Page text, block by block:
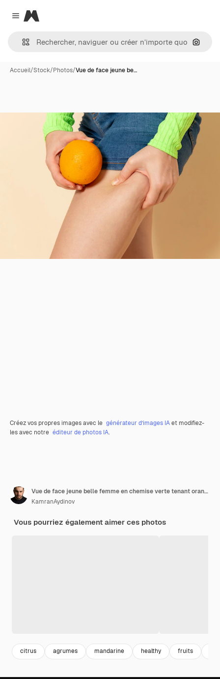
Close menu
Magnific
Accueil/Stock/Photos/Vue de face jeune be…
Créez vos propres images avec le générateur d’images IAet modifiez-
les avec notre éditeur de photos IA.
Vue de face jeune belle femme en chemise verte tenant orange sur mur crème fruit modèle femme moelleux
KamranAydinov
Vous pourriez également aimer ces photos
citrus agrumes mandarine healthy fruits